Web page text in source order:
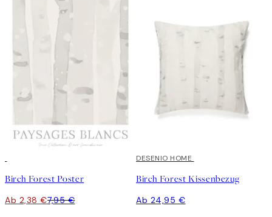
Birch Forest Poster
Ab 2,38 €7,95 €
DESENIO HOME
Birch Forest Kissenbezug
Ab 24,95 €